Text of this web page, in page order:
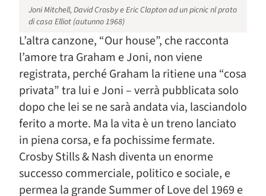
Joni Mitchell, David Crosby e Eric Clapton ad un picnic nl prato
di casa Elliot (autunno 1968)
L’altra canzone, “Our house”, che racconta
l’amore tra Graham e Joni, non viene
registrata, perché Graham la ritiene una “cosa
privata” tra lui e Joni – verrà pubblicata solo
dopo che lei se ne sarà andata via, lasciandolo
ferito a morte. Ma la vita è un treno lanciato
in piena corsa, e fa pochissime fermate.
Crosby Stills & Nash diventa un enorme
successo commerciale, politico e sociale, e
permea la grande Summer of Love del 1969 e